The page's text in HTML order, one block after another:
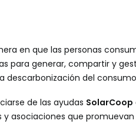
en que las personas
para generar, compartir y
descarbonización del
de las ayudas SolarCoop
y asociaciones que